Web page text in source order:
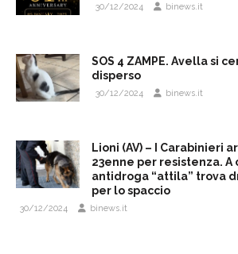
30/12/2024 binews.it
SOS 4 ZAMPE. Avella si
disperso
30/12/2024 binews.it
Lioni (AV) – I Carabinieri
23enne per resistenza. A
antidroga “attila” trova
per lo spaccio
30/12/2024 binews.it